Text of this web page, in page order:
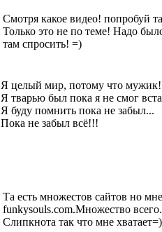
Смотря какое видео! попробуй
Только это не по теме! Надо
там спросить! =)
Я целый мир, потому что мужик!
Я тварью был пока я не смог
Я буду помнить пока не забыл...
Пока не забыл всё!!!
Та есть множестов сайтов но
funkysouls.com.Множество
Слипкнота так что мне